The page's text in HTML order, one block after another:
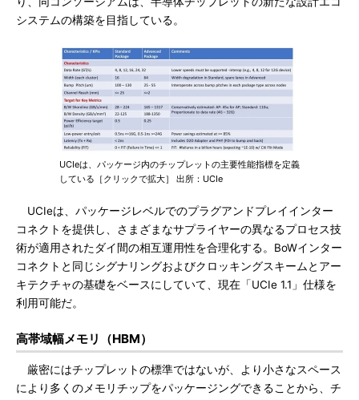
システムの構築を目指している。
UCIeは、パッケージ内のチップレットの主要性能指標を定義
している［クリックで拡大］ 出所：UCIe
UCIeは、パッケージレベルでのプラグアンドプレイインター
コネクトを提供し、さまざまなサプライヤーの異なるプロセス技
術が適用されたダイ間の相互運用性を合理化する。BoWインター
コネクトと同じシグナリングおよびクロッキングスキームとアー
キテクチャの基礎をベースにしていて、現在「UCIe 1.1」仕様を
利用可能だ。
高帯域幅メモリ（HBM）
厳密にはチップレットの標準ではないが、より小さなスペース
により多くのメモリチップをパッケージングできることから、チ